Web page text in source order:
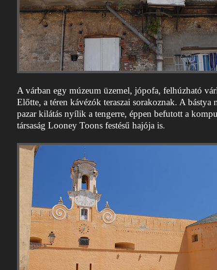
A várban egy múzeum üzemel, jópofa, felhúzható
Előtte, a téren kávézók teraszai sorakoznak. A bástya
pazar kilátás nyílik a tengerre, éppen befutott a
társaság Looney Toons festésű hajója is.